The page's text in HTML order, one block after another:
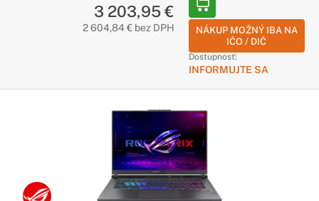
3 203,95 €
2 604,84 € bez DPH
NÁKUP MOŽNÝ IBA NA
IČO / DIČ
Dostupnosť:
INFORMUJTE SA